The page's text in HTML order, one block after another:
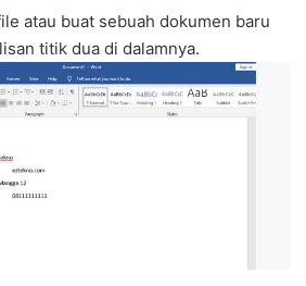
atau buat sebuah dokumen baru
titik dua di dalamnya.